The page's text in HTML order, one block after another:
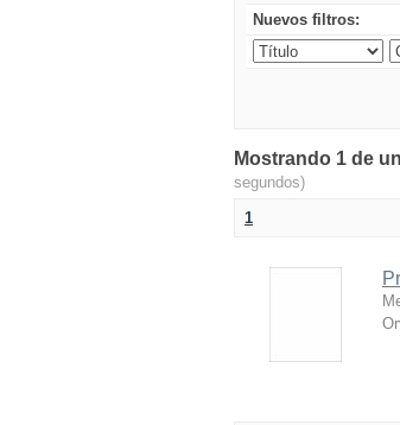
Nuevos filtros:
Mostrando 1 de
segundos)
1